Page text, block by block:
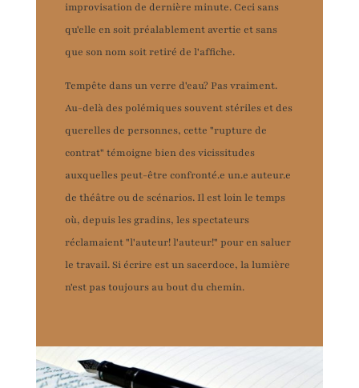
improvisation de dernière minute. Ceci sans
qu'elle en soit préalablement avertie et sans
que son nom soit retiré de l'affiche.
Tempête dans un verre d'eau? Pas vraiment.
Au-delà des polémiques souvent stériles et des
querelles de personnes, cette "rupture de
contrat" témoigne bien des vicissitudes
auxquelles peut-être confronté.e un.e auteur.e
de théâtre ou de scénarios. Il est loin le temps
où, depuis les gradins, les spectateurs
réclamaient "l'auteur! l'auteur!" pour en saluer
le travail. Si écrire est un sacerdoce, la lumière
n'est pas toujours au bout du chemin.